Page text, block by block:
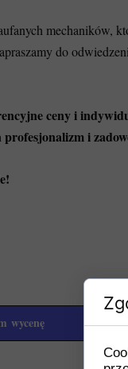
wycenę
mechaników,
do
ceny i
i